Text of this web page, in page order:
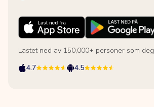
Lastet ned av 150,000+ personer som deg
4.7
4.5